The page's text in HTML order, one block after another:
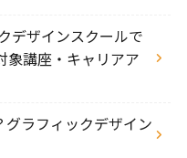
デザインスクールで
象講座・キャリアア
ラフィックデザイン